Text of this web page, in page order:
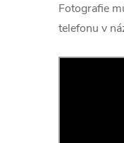
Fotografie
telefonu v